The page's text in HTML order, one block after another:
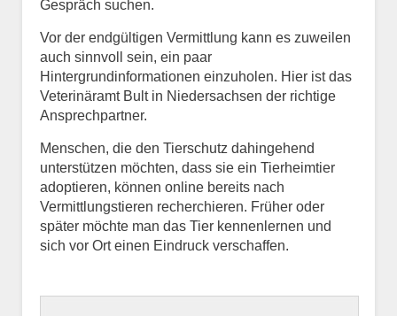
Gespräch suchen.
Vor der endgültigen Vermittlung kann es zuweilen
auch sinnvoll sein, ein paar
Hintergrundinformationen einzuholen. Hier ist das
Veterinäramt Bult in Niedersachsen der richtige
Ansprechpartner.
Menschen, die den Tierschutz dahingehend
unterstützen möchten, dass sie ein Tierheimtier
adoptieren, können online bereits nach
Vermittlungstieren recherchieren. Früher oder
später möchte man das Tier kennenlernen und
sich vor Ort einen Eindruck verschaffen.